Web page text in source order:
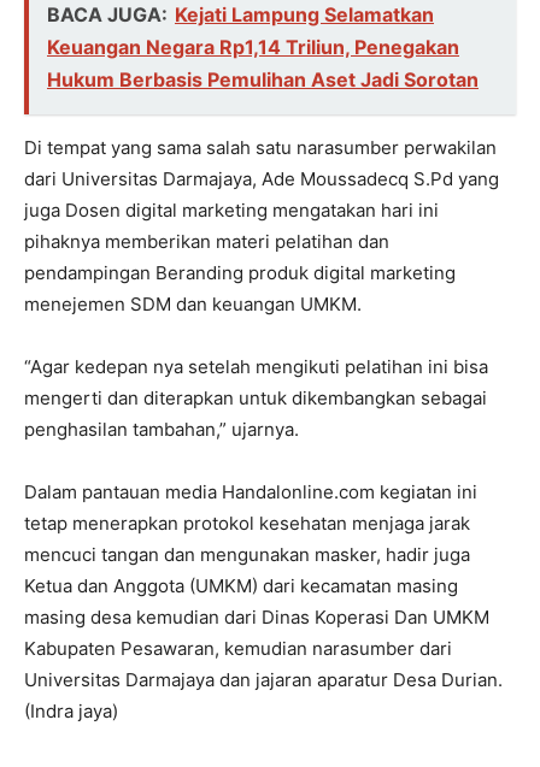
BACA JUGA: Kejati Lampung Selamatkan
Keuangan Negara Rp1,14 Triliun, Penegakan
Hukum Berbasis Pemulihan Aset Jadi Sorotan
Di tempat yang sama salah satu narasumber perwakilan
dari Universitas Darmajaya, Ade Moussadecq S.Pd yang
juga Dosen digital marketing mengatakan hari ini
pihaknya memberikan materi pelatihan dan
pendampingan Beranding produk digital marketing
menejemen SDM dan keuangan UMKM.
“Agar kedepan nya setelah mengikuti pelatihan ini bisa
mengerti dan diterapkan untuk dikembangkan sebagai
penghasilan tambahan,” ujarnya.
Dalam pantauan media Handalonline.com kegiatan ini
tetap menerapkan protokol kesehatan menjaga jarak
mencuci tangan dan mengunakan masker, hadir juga
Ketua dan Anggota (UMKM) dari kecamatan masing
masing desa kemudian dari Dinas Koperasi Dan UMKM
Kabupaten Pesawaran, kemudian narasumber dari
Universitas Darmajaya dan jajaran aparatur Desa Durian.
(Indra jaya)